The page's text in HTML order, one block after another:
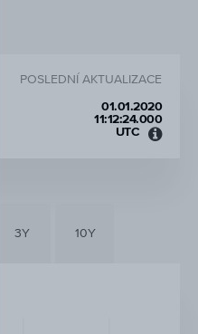
POSLEDNÍ AKTUALIZACE
01.01.2020
11:12:24.000
UTC
3Y 10Y